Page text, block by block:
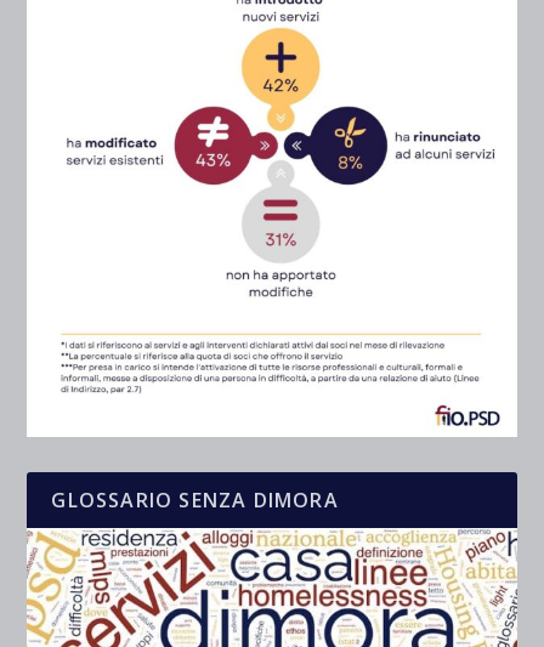
GLOSSARIO SENZA DIMORA